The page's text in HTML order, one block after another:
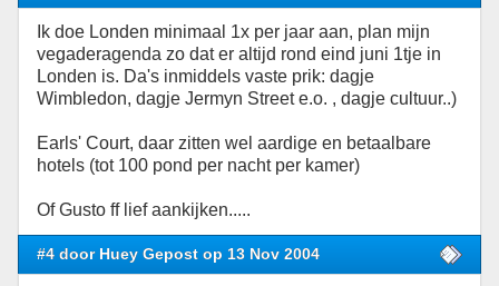
Ik doe Londen minimaal 1x per jaar aan, plan mijn
vegaderagenda zo dat er altijd rond eind juni 1tje in
Londen is. Da's inmiddels vaste prik: dagje
Wimbledon, dagje Jermyn Street e.o. , dagje cultuur..)
Earls' Court, daar zitten wel aardige en betaalbare
hotels (tot 100 pond per nacht per kamer)
Of Gusto ff lief aankijken.....
#4 door Huey Gepost op 13 Nov 2004